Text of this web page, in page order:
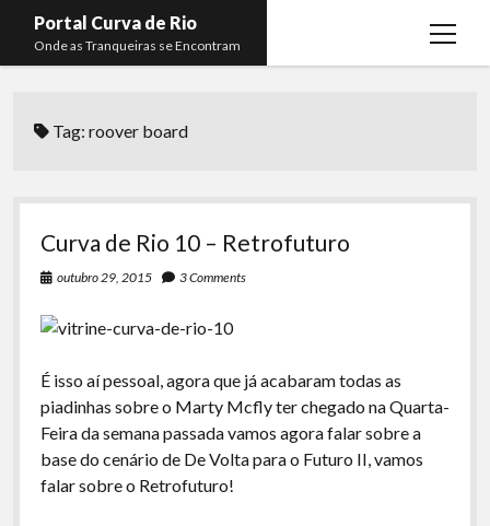
Portal Curva de Rio
Onde as Tranqueiras se Encontram
open
menu
Curva de Rio
Boca do Lixo
Rachão na Beira do RIo
Arquivo CDR
Papo Tranqueira
A Ripa É a Lei
Membros
Rafael Almeida
Tag:roover board
Curva de Rio 10 – Retrofuturo
outubro 29, 2015 3 Comments
É isso aí pessoal, agora que já acabaram todas as
piadinhas sobre o Marty Mcfly ter chegado na Quarta-
Feira da semana passada vamos agora falar sobre a
base do cenário de De Volta para o Futuro II, vamos
falar sobre o Retrofuturo!